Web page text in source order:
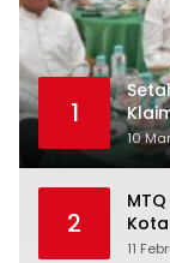
1
10
2
11